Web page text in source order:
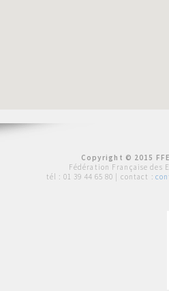
Copyright © 2015
Fédération Française des
tél : 01 39 44 65 80 | contact :